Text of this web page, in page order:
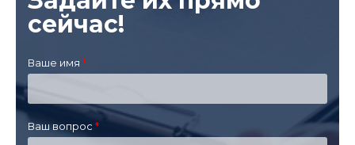
сейчас!
Ваше имя
Ваш вопрос